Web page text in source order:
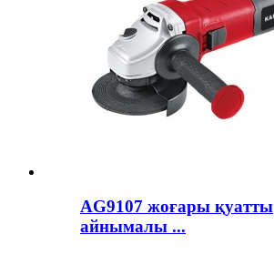
AG9107 жоғары қуатты
айнымалы ...